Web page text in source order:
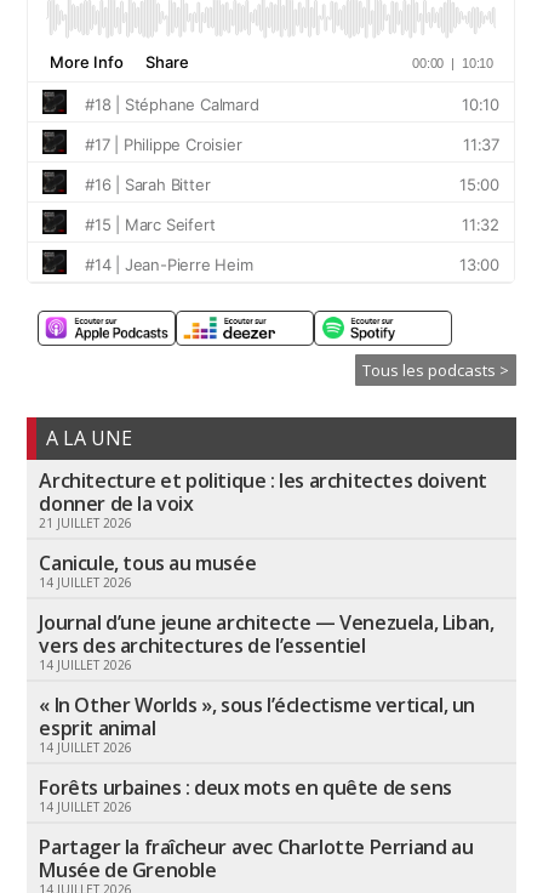
Tous les podcasts >
A LA UNE
Architecture et politique : les architectes doivent
donner de la voix
21 JUILLET 2026
Canicule, tous au musée
14 JUILLET 2026
Journal d’une jeune architecte — Venezuela, Liban,
vers des architectures de l’essentiel
14 JUILLET 2026
« In Other Worlds », sous l’éclectisme vertical, un
esprit animal
14 JUILLET 2026
Forêts urbaines : deux mots en quête de sens
14 JUILLET 2026
Partager la fraîcheur avec Charlotte Perriand au
Musée de Grenoble
14 JUILLET 2026